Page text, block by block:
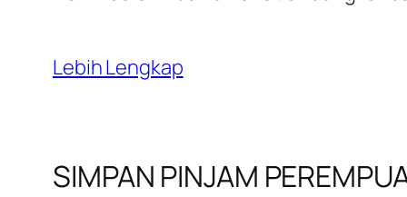
Lebih Lengkap
SIMPAN PINJAM